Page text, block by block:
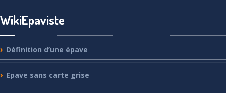
WikiEpaviste
Définition d’une épave
Epave sans carte grise